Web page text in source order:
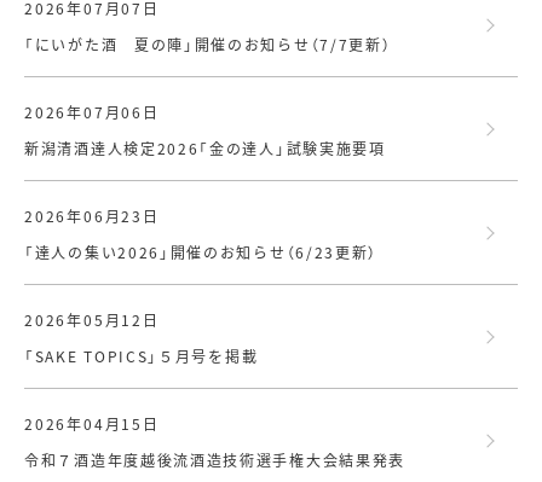
2026年07月07日
「にいがた酒 夏の陣」開催のお知らせ（7/7更新）
2026年07月06日
新潟清酒達人検定2026「金の達人」試験実施要項
2026年06月23日
「達人の集い2026」開催のお知らせ（6/23更新）
2026年05月12日
「SAKE TOPICS」５月号を掲載
2026年04月15日
令和７酒造年度越後流酒造技術選手権大会結果発表